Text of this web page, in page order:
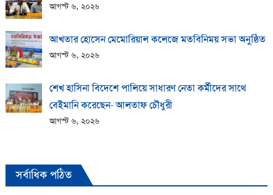
আগস্ট ৬, ২০২৬
আখতার হোসেন মেমোরিয়াল কলেজে মতবিনিময় সভা অনুষ্ঠিত
আগস্ট ৬, ২০২৬
শেখ হাসিনা বিদেশে পালিয়ে সাধারণ নেতা কর্মীদের সাথে
বেইমানি করেছেন- আলতাফ চৌধুরী
আগস্ট ৬, ২০২৬
সর্বাধিক পঠিত